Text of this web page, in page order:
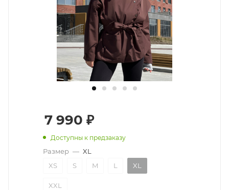
7 990 ₽
Доступны к предзаказу
Размер — XL
XS
S M L XL
XXL